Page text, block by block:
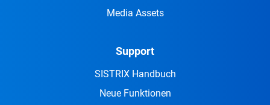
Media Assets
Support
SISTRIX Handbuch
Neue Funktionen